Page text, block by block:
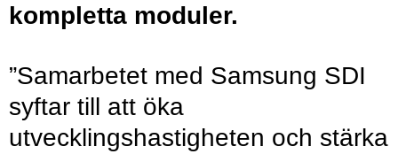
kompletta moduler.
”Samarbetet med Samsung SDI
syftar till att öka
utvecklingshastigheten och stärka